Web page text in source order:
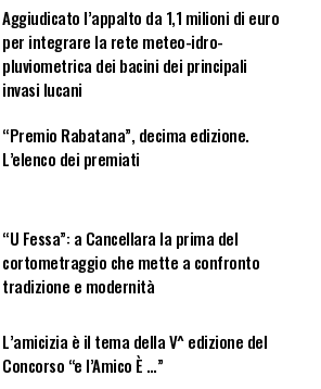
Aggiudicato l’appalto da 1,1 milioni di euro
per integrare la rete meteo-idro-
pluviometrica dei bacini dei principali
invasi lucani
“Premio Rabatana”, decima edizione.
L’elenco dei premiati
“U Fessa”: a Cancellara la prima del
cortometraggio che mette a confronto
tradizione e modernità
L’amicizia è il tema della V^ edizione del
Concorso “e l’Amico È …”